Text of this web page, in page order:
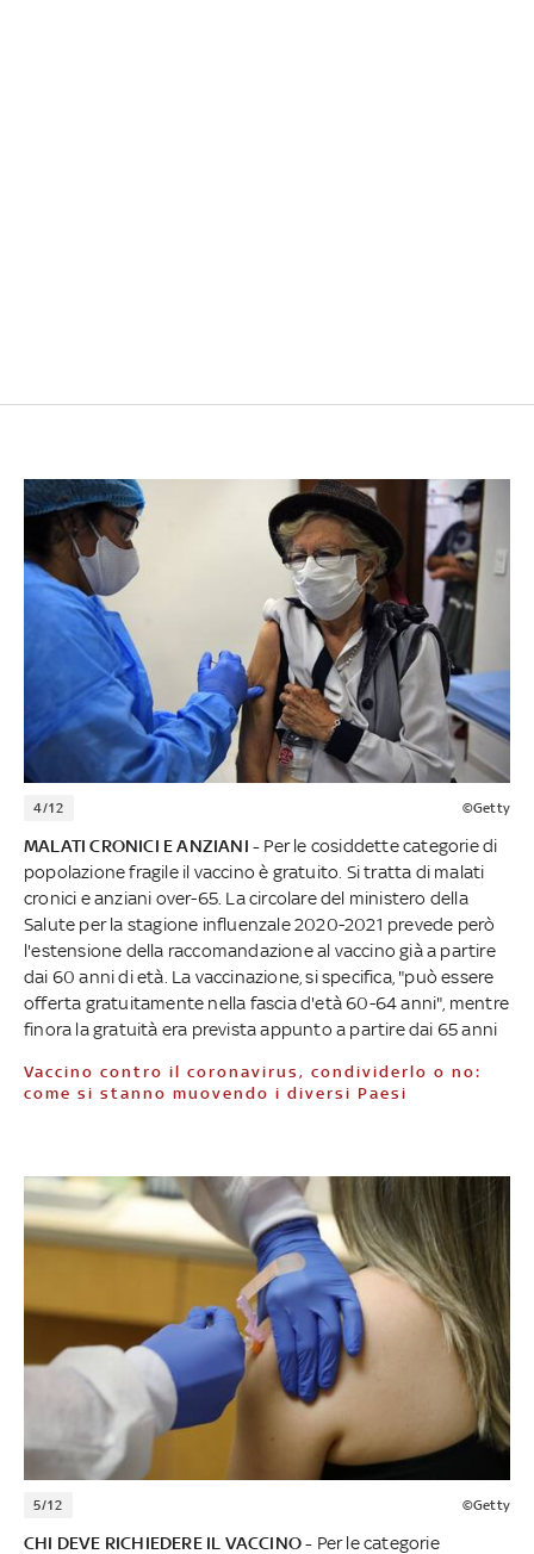
4/12 ©Getty
MALATI CRONICI E ANZIANI - Per le cosiddette categorie di
popolazione fragile il vaccino è gratuito. Si tratta di malati
cronici e anziani over-65. La circolare del ministero della
Salute per la stagione influenzale 2020-2021 prevede però
l'estensione della raccomandazione al vaccino già a partire
dai 60 anni di età. La vaccinazione, si specifica, "può essere
offerta gratuitamente nella fascia d'età 60-64 anni", mentre
finora la gratuità era prevista appunto a partire dai 65 anni
Vaccino contro il coronavirus, condividerlo o no:
come si stanno muovendo i diversi Paesi
5/12 ©Getty
CHI DEVE RICHIEDERE IL VACCINO - Per le categorie